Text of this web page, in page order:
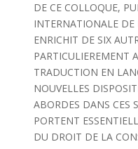
DE CE COLLOQUE,
INTERNATIONALE DE
ENRICHIT DE SIX
PARTICULIEREMENT
TRADUCTION EN
NOUVELLES
ABORDES DANS CES
PORTENT
DU DROIT DE LA